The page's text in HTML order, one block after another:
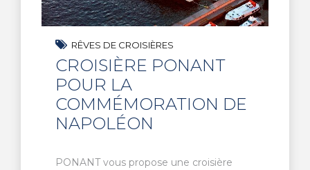
RÊVES DE CROISIÈRES
CROISIÈRE PONANT
POUR LA
COMMÉMORATION DE
NAPOLÉON
PONANT vous propose une croisière